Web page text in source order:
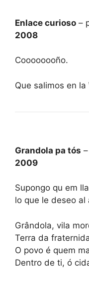
Enlace curioso –
2008
Coooooooño.
Que salimos en la
Grandola pa tós
2009
Supongo qu em
lo que le deseo al
Grândola, vila
Terra da
O povo é quem
Dentro de ti, ó